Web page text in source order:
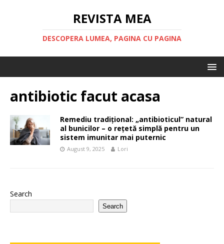
REVISTA MEA
DESCOPERA LUMEA, PAGINA CU PAGINA
antibiotic facut acasa
Remediu tradițional: „antibioticul” natural
al bunicilor – o rețetă simplă pentru un
sistem imunitar mai puternic
August 9, 2025 Lori
Search
Search